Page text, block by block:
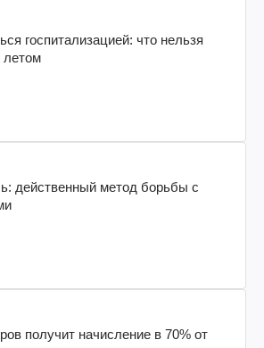
госпитализацией: что нельзя
летом
действенный метод борьбы с
получит начисление в 70% от